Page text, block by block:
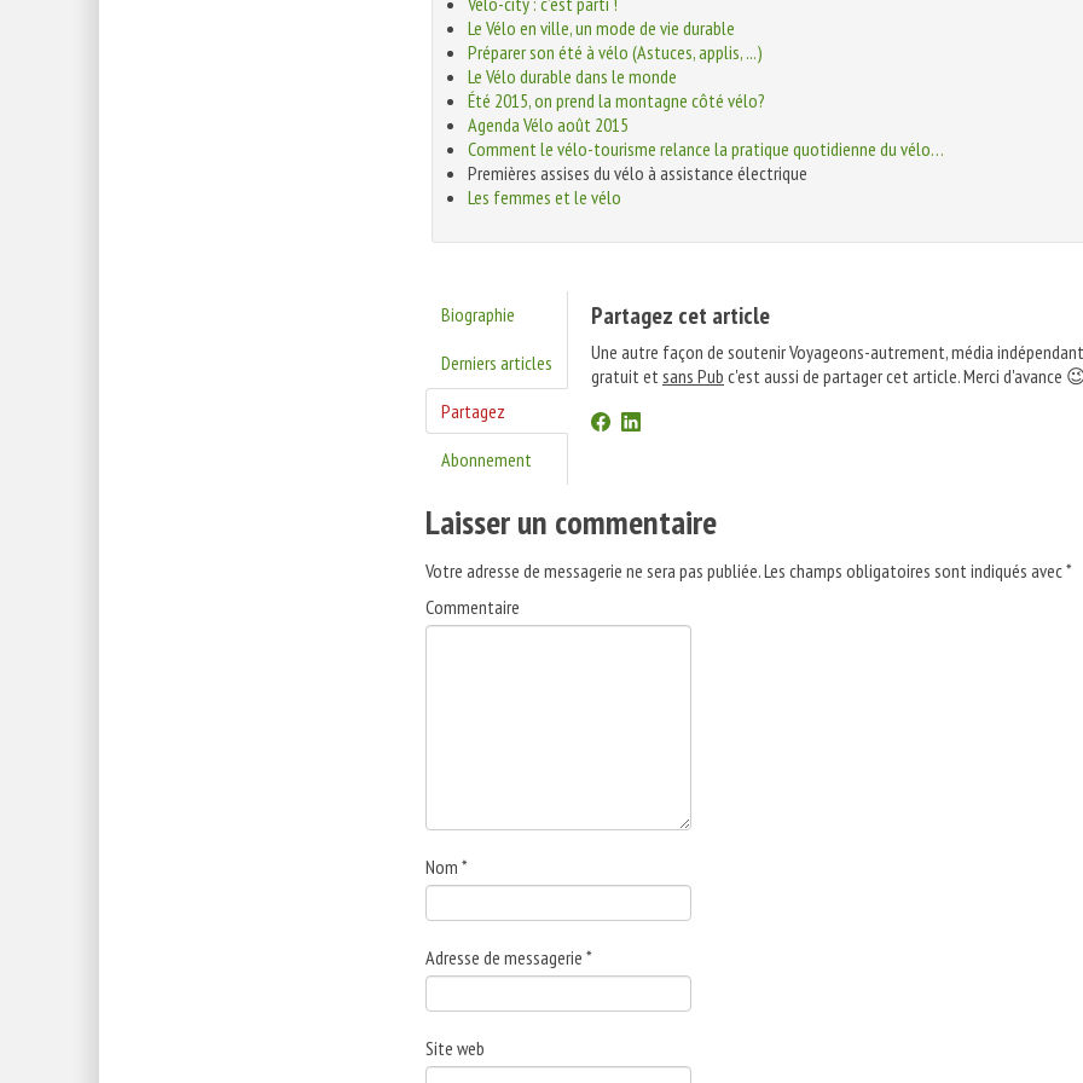
Le Vélo en ville, un mode de vie durable
Préparer son été à vélo (Astuces, applis, ...)
Le Vélo durable dans le monde
Été 2015, on prend la montagne côté vélo?
Agenda Vélo août 2015
Comment le vélo-tourisme relance la pratique quotidienne du vélo…
Premières assises du vélo à assistance électrique
Les femmes et le vélo
Biographie
Derniers articles
Partagez
Abonnement
Partagez cet article
Une autre façon de soutenir Voyageons-autrement, média
gratuit et sans Pub c'est aussi de partager cet article. Merci d'avance
Laisser un commentaire
Votre adresse de messagerie ne sera pas publiée.Les champs obligatoires sont indiqués avec*
Commentaire
Nom *
Adresse de messagerie *
Site web